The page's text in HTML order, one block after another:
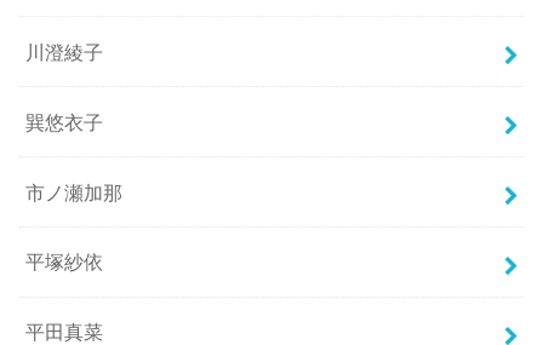
川澄綾子
巽悠衣子
市ノ瀬加那
平塚紗依
平田真菜